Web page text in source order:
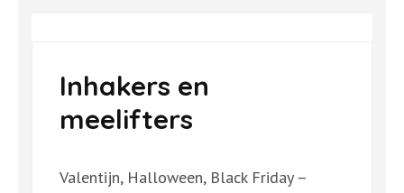
Inhakers en
meelifters
Valentijn, Halloween, Black Friday –